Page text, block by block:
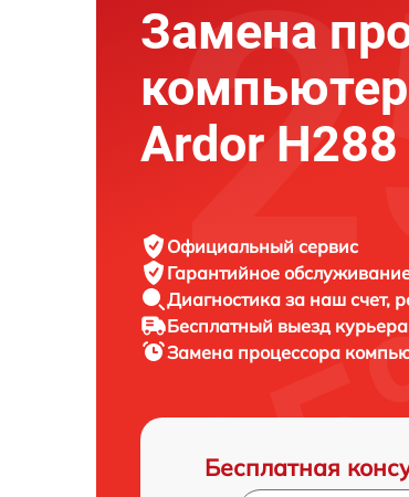
Замена
Ardor H288
Официальный сервис
Гарантийное
Диагностика за наш счет,
Бесплатный выезд курьера
Замена процессора
Бесплатная